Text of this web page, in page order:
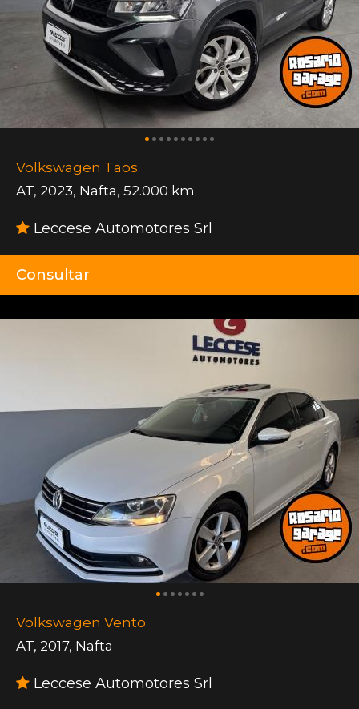
Volkswagen Taos
AT, 2023, Nafta, 52.000 km.
Leccese Automotores Srl
Consultar
Volkswagen Vento
AT, 2017, Nafta
Leccese Automotores Srl